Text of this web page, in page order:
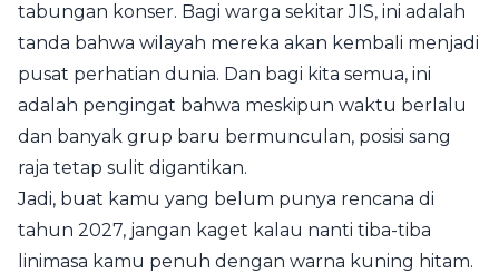
tabungan konser. Bagi warga sekitar JIS, ini adalah
tanda bahwa wilayah mereka akan kembali menjadi
pusat perhatian dunia. Dan bagi kita semua, ini
adalah pengingat bahwa meskipun waktu berlalu
dan banyak grup baru bermunculan, posisi sang
raja tetap sulit digantikan.
Jadi, buat kamu yang belum punya rencana di
tahun 2027, jangan kaget kalau nanti tiba-tiba
linimasa kamu penuh dengan warna kuning hitam.